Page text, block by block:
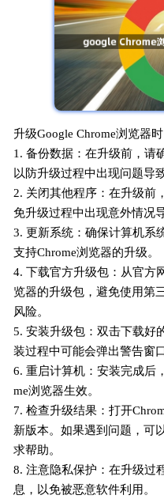
升级Google Chrome浏览器
1. 备份数据：在升级前，请
以防升级过程中出现问题导
2. 关闭其他程序：在升级前
免升级过程中出现意外情况
3. 更新系统：确保计算机系
支持Chrome浏览器的升级。
4. 下载官方升级包：从官方
览器的升级包，避免使用第
风险。
5. 安装升级包：双击下载好
装过程中可能会弹出警告窗
6. 重启计算机：安装完成后
me浏览器生效。
7. 检查升级结果：打开
新版本。如果遇到问题，可
求帮助。
8. 注意隐私保护：在升级过
息，以免被恶意软件利用。